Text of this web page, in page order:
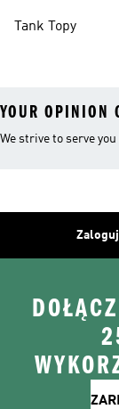
Tank Topy
YOUR OPINION
We strive to serve